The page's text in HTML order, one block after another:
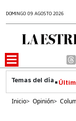
DOMINGO 09 AGOSTO 2026
Inicio> Opinión>